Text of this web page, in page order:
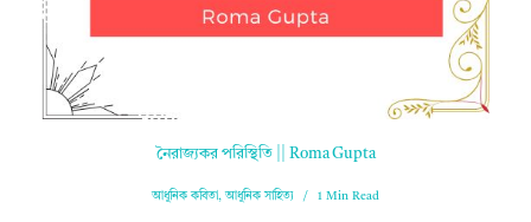
নৈরাজ্যকর পরিস্থিতি || Roma Gupta
আধুনিক কবিতা,আধুনিক সাহিত্য 1 Min Read